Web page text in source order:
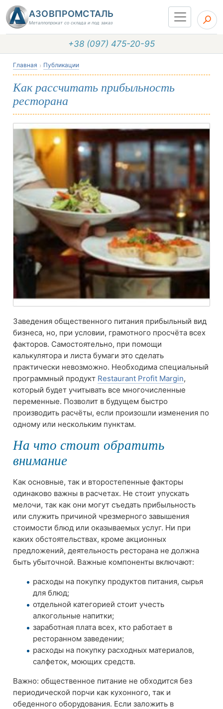
АЗОВПРОМСТАЛЬ
Металлопрокат со склада и под заказ
+38 (097) 475-20-95
Главная Публикации
Как рассчитать прибыльность
ресторана
Заведения общественного питания прибыльный вид
бизнеса, но, при условии, грамотного просчёта всех
факторов. Самостоятельно, при помощи
калькулятора и листа бумаги это сделать
практически невозможно. Необходима специальный
программный продукт Restaurant Profit Margin,
который будет учитывать все многочисленные
переменные. Позволит в будущем быстро
производить расчёты, если произошли изменения по
одному или нескольким пунктам.
На что стоит обратить
внимание
Как основные, так и второстепенные факторы
одинаково важны в расчетах. Не стоит упускать
мелочи, так как они могут съедать прибыльность
или служить причиной чрезмерного завышения
стоимости блюд или оказываемых услуг. Ни при
каких обстоятельствах, кроме акционных
предложений, деятельность ресторана не должна
быть убыточной. Важные компоненты включают:
расходы на покупку продуктов питания, сырья
для блюд;
отдельной категорией стоит учесть
алкогольные напитки;
заработная плата всех, кто работает в
ресторанном заведении;
расходы на покупку расходных материалов,
салфеток, моющих средств.
Важно: общественное питание не обходится без
периодической порчи как кухонного, так и
обеденного оборудования. Если заложить в